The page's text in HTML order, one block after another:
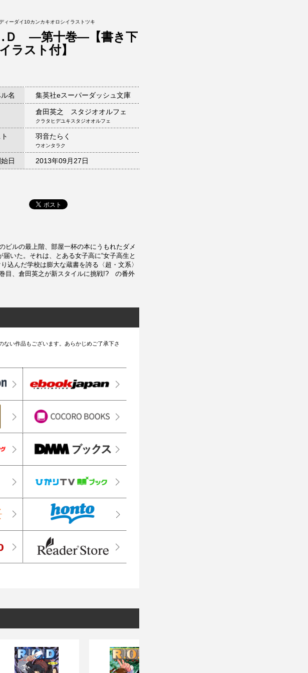
ィーダイ10カンカキオロシイラストツキ
.Ｄ ―第十巻―【書き下
ラスト付】
名 集英社eスーパーダッシュ文庫
倉田英之 スタジオオルフェ
クラタヒデユキスタジオオルフェ
羽音たらく
ウオンタラク
日 2013年09月27日
ルの最上階、部屋一杯の本にうもれたダメ
いた。それは、とある女子高に“女子高生と
込んだ学校は膨大な蔵書を誇る〈超・文系〉
目、倉田英之が新スタイルに挑戦!? の番外
い作品もございます。あらかじめご了承下さ